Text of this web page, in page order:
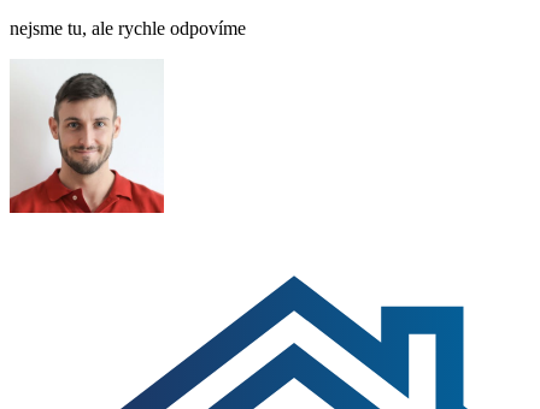
nejsme tu, ale rychle odpovíme